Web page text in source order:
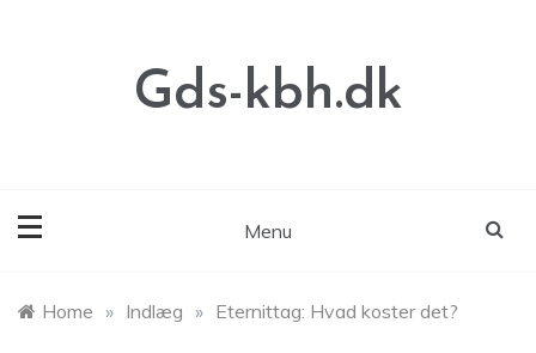
Gds-kbh.dk
Menu
Home » Indlæg » Eternittag: Hvad koster det?